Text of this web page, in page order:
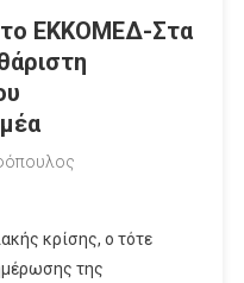
ΕΚΚΟΜΕΔ-Στα
κρίσης, ο τότε
της